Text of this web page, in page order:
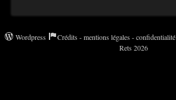
Wordpress Crédits - mentions légales - confidentialité
Rets 2026